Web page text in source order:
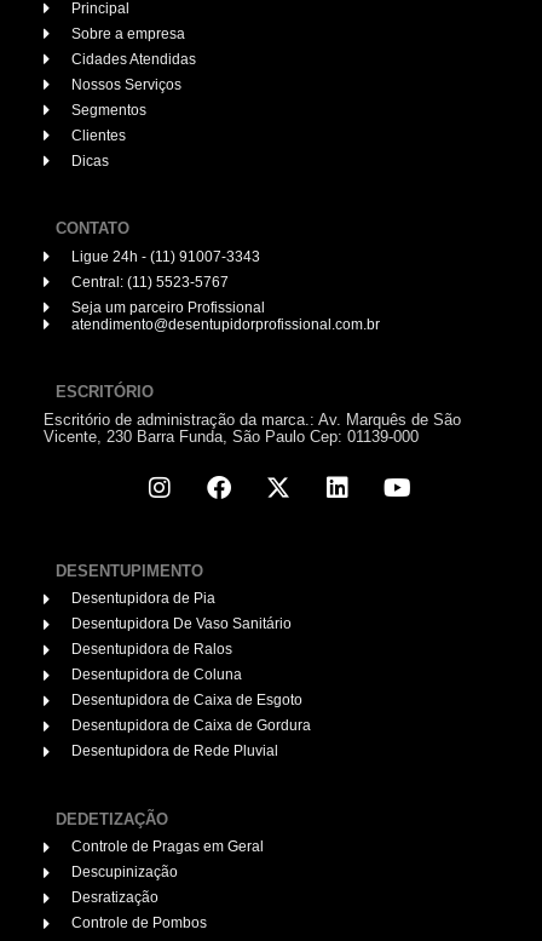
Principal
Sobre a empresa
Cidades Atendidas
Nossos Serviços
Segmentos
Clientes
Dicas
CONTATO
Ligue 24h - (11) 91007-3343
Central: (11) 5523-5767
Seja um parceiro Profissional
atendimento@desentupidorprofissional.com.br
ESCRITÓRIO
Escritório de administração da marca.: Av. Marquês de São
Vicente, 230 Barra Funda, São Paulo Cep: 01139-000
DESENTUPIMENTO
Desentupidora de Pia
Desentupidora De Vaso Sanitário
Desentupidora de Ralos
Desentupidora de Coluna
Desentupidora de Caixa de Esgoto
Desentupidora de Caixa de Gordura
Desentupidora de Rede Pluvial
DEDETIZAÇÃO
Controle de Pragas em Geral
Descupinização
Desratização
Controle de Pombos